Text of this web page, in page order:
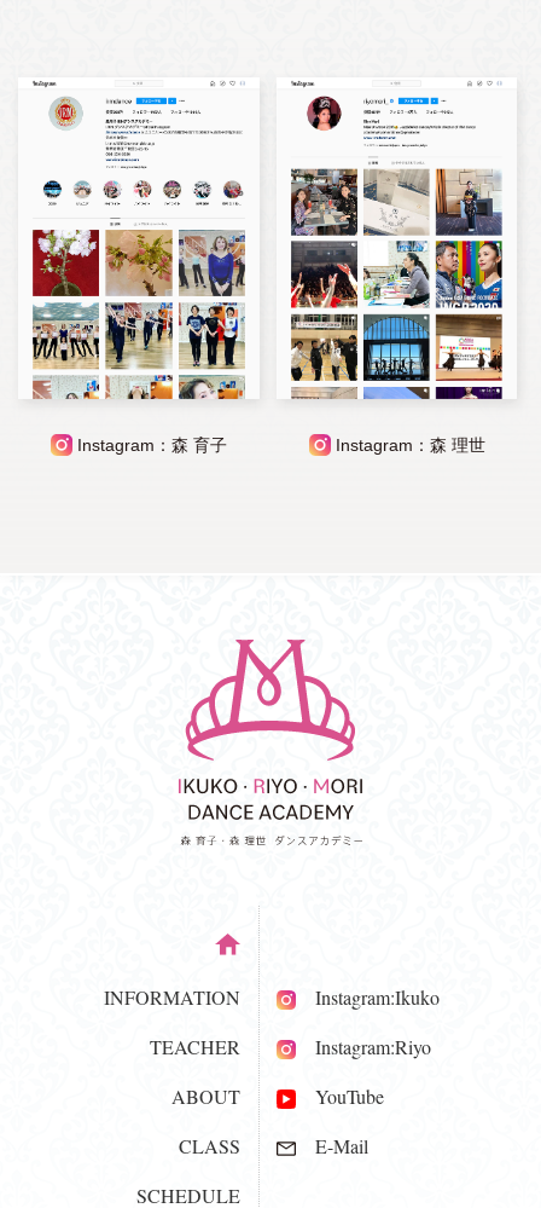
Instagram：森 育子 Instagram：森 理世
INFORMATION
TEACHER
ABOUT
CLASS
SCHEDULE
Instagram:Ikuko
Instagram:Riyo
YouTube
E-Mail